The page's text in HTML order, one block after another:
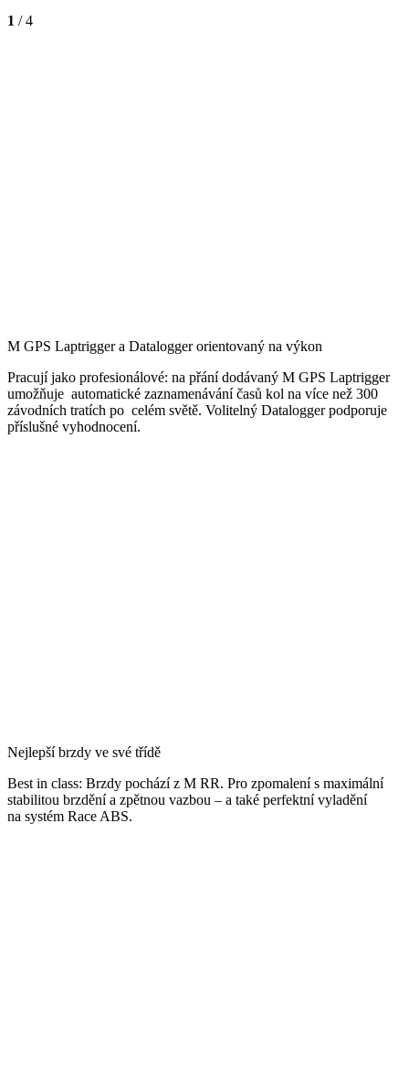
1 / 4
M GPS Laptrigger a Datalogger orientovaný na výkon
Pracují jako profesionálové: na přání dodávaný M GPS Laptrigger
umožňuje automatické zaznamenávání časů kol na více než 300
závodních tratích po celém světě. Volitelný Datalogger podporuje
příslušné vyhodnocení.
Nejlepší brzdy ve své třídě
Best in class: Brzdy pochází z M RR. Pro zpomalení s maximální
stabilitou brzdění a zpětnou vazbou – a také perfektní vyladění
na systém Race ABS.